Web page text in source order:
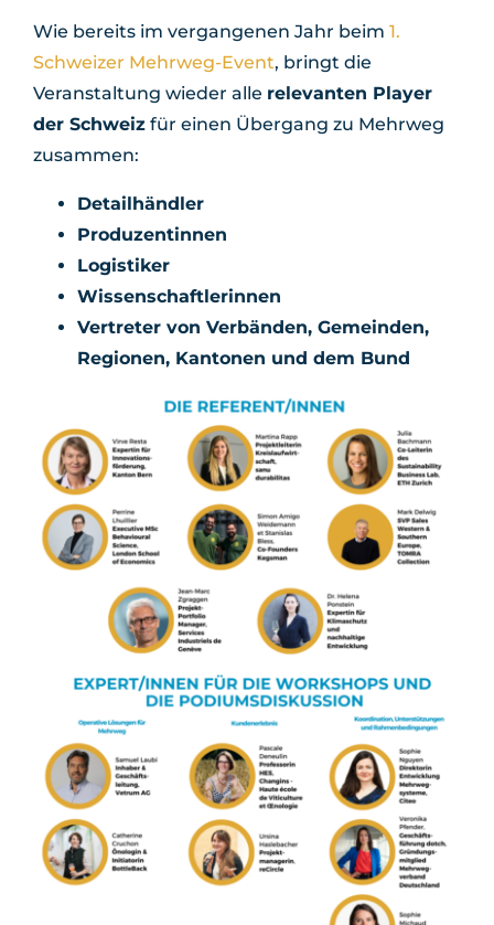
Wie bereits im vergangenen Jahr beim 1.
Schweizer Mehrweg-Event, bringt die
Veranstaltung wieder alle relevanten Player
der Schweiz für einen Übergang zu Mehrweg
zusammen:
Detailhändler
Produzentinnen
Logistiker
Wissenschaftlerinnen
Vertreter von Verbänden, Gemeinden,
Regionen, Kantonen und dem Bund